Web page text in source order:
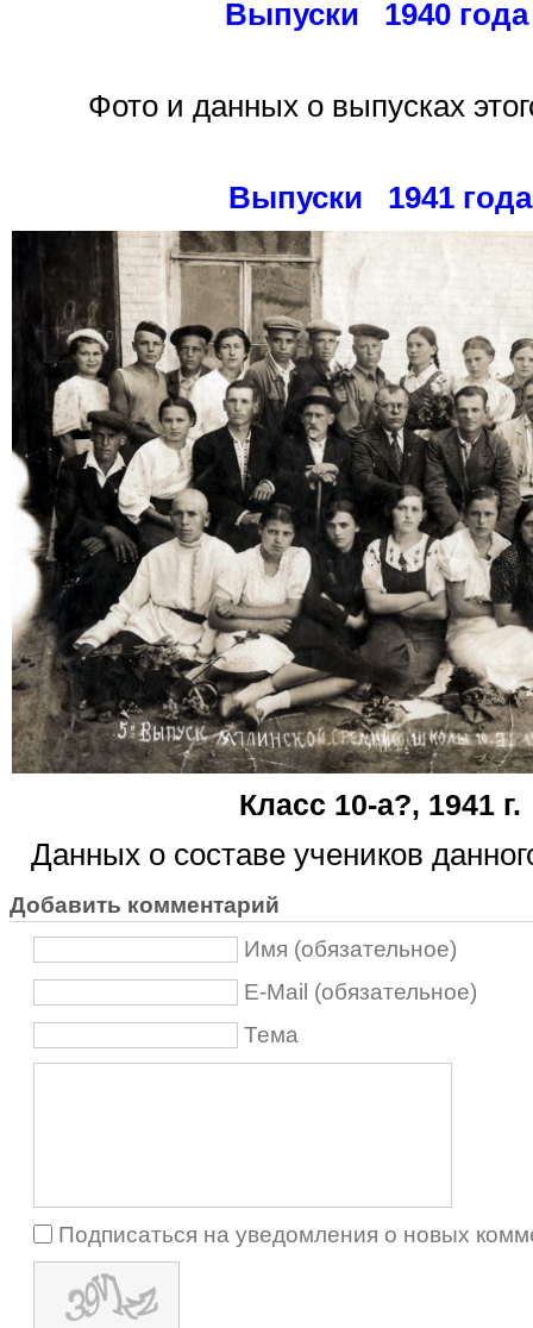
Выпуски 1940 года
Фото и данных о выпусках
Выпуски 1941 года
Класс 10-а?, 1941 г.
Данных о составе учеников
Добавить комментарий
Имя (обязательное)
E-Mail (обязательное)
Тема
Подписаться на уведомления о новых